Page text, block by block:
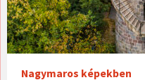
Nagymaros képekben